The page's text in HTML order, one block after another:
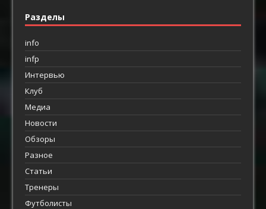
Разделы
info
infp
Интервью
Клуб
Медиа
Новости
Обзоры
Разное
Статьи
Тренеры
Футболисты